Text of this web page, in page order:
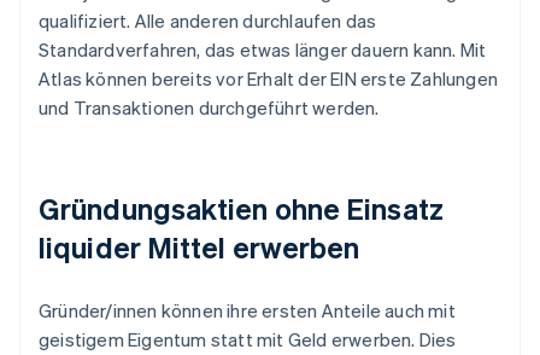
qualifiziert. Alle anderen durchlaufen das
Standardverfahren, das etwas länger dauern kann. Mit
Atlas können bereits vor Erhalt der EIN erste Zahlungen
und Transaktionen durchgeführt werden.
Gründungsaktien ohne Einsatz
liquider Mittel erwerben
Gründer/innen können ihre ersten Anteile auch mit
geistigem Eigentum statt mit Geld erwerben. Dies